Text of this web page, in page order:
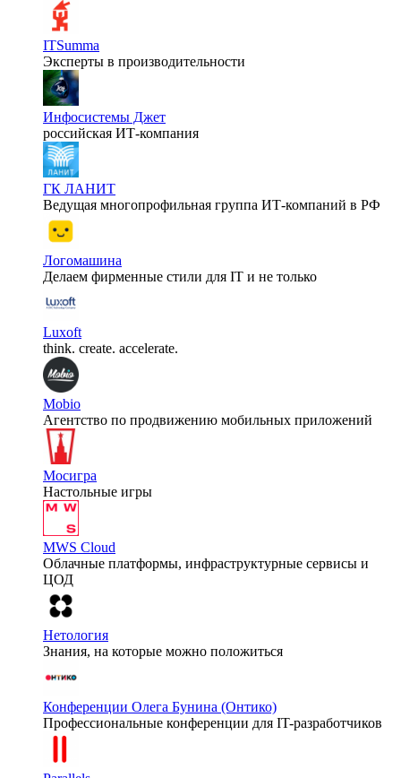
ITSumma
Эксперты в производительности
Инфосистемы Джет
российская ИТ-компания
ГК ЛАНИТ
Ведущая многопрофильная группа ИТ-компаний в РФ
Логомашина
Делаем фирменные стили для IT и не только
Luxoft
think. create. accelerate.
Mobio
Агентство по продвижению мобильных приложений
Мосигра
Настольные игры
MWS Cloud
Облачные платформы, инфраструктурные сервисы и
ЦОД
Нетология
Знания, на которые можно положиться
Конференции Олега Бунина (Онтико)
Профессиональные конференции для IT-разработчиков